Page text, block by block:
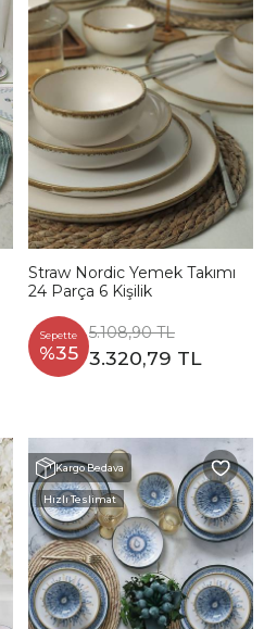
Straw Nordic Yemek Takımı
24 Parça 6 Kişilik
Sepette
%35
5.108,90 TL
3.320,79 TL
Kargo Bedava
Hızlı Teslimat